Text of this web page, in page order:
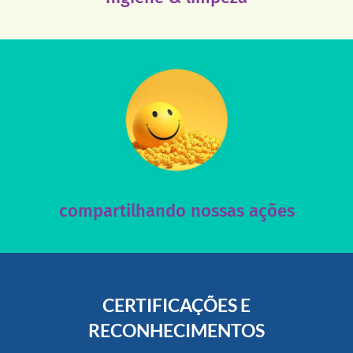
compartilhando nossas ações
Acesse nossas redes sociais e nos ajude compartilhando
nossos posts e nosso site!
acesse nosso instagram
CERTIFICAÇÕES E
RECONHECIMENTOS